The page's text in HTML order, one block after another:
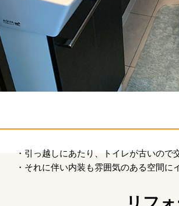
・引っ越しにあたり、トイレが古いので
・それに伴い内装も雰囲気のある空間に